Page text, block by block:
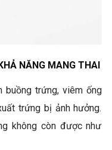
NĂNG MANG THAI
buồng trứng, viêm ống
trứng bị ảnh hưởng.
không còn được như